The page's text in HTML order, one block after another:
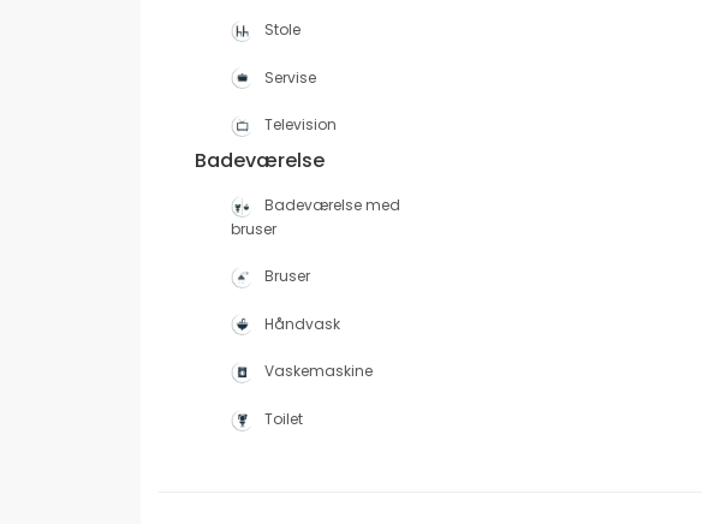
Stole
Servise
Television
Badeværelse
Badeværelse med
bruser
Bruser
Håndvask
Vaskemaskine
Toilet